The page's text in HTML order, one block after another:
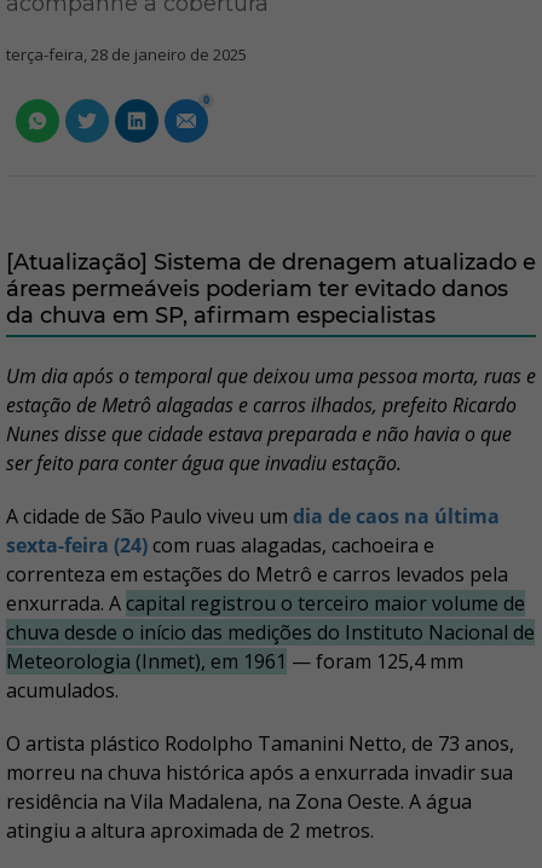
terça-feira, 28 de janeiro de 2025
0
[Atualização] Sistema de drenagem atualizado e
áreas permeáveis poderiam ter evitado danos
da chuva em SP, afirmam especialistas
Um dia após o temporal que deixou uma pessoa morta, ruas e
estação de Metrô alagadas e carros ilhados, prefeito Ricardo
Nunes disse que cidade estava preparada e não havia o que
ser feito para conter água que invadiu estação.
A cidade de São Paulo viveu um dia de caos na última
sexta-feira (24)com ruas alagadas, cachoeira e
correnteza em estações do Metrô e carros levados pela
enxurrada. A capital registrou o terceiro maior volume de
chuva desde o início das medições do Instituto Nacional de
Meteorologia (Inmet), em 1961 — foram 125,4 mm
acumulados.
O artista plástico Rodolpho Tamanini Netto, de 73 anos,
morreu na chuva histórica após a enxurrada invadir sua
residência na Vila Madalena, na Zona Oeste. A água
atingiu a altura aproximada de 2 metros.